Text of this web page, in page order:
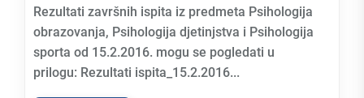
Rezultati završnih ispita iz predmeta Psihologija
obrazovanja, Psihologija djetinjstva i Psihologija
sporta od 15.2.2016. mogu se pogledati u
prilogu: Rezultati ispita_15.2.2016...